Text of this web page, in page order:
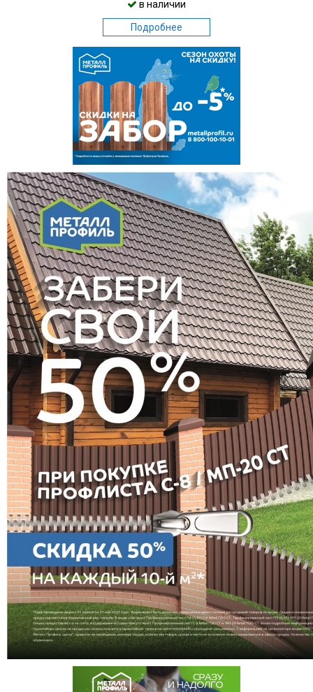
в наличии
Подробнее